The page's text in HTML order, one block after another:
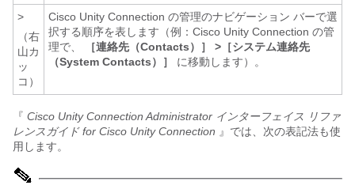
>
（右
山カ
ッ
コ）
Cisco Unity Connection の管理のナビゲーション バーで選
択する順序を表します（例：Cisco Unity Connection の管
理で、
［連絡先（Contacts）］ >［システム連絡先
（System Contacts）］
に移動します）。
『 Cisco Unity Connection Administrator インターフェイス リファ
レンスガイド for Cisco Unity Connection 』では、次の表記法も使
用します。